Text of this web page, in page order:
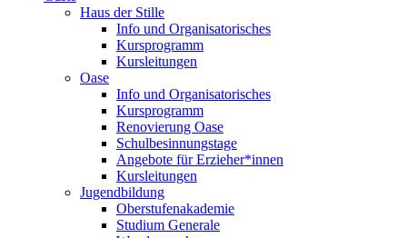
Haus der Stille
Info und Organisatorisches
Kursprogramm
Kursleitungen
Oase
Info und Organisatorisches
Kursprogramm
Renovierung Oase
Schulbesinnungstage
Angebote für Erzieher*innen
Kursleitungen
Jugendbildung
Oberstufenakademie
Studium Generale